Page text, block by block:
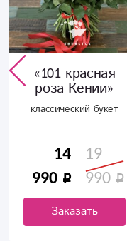
«101 красная
роза Кении»
классический букет
14
990
19
990
Заказать